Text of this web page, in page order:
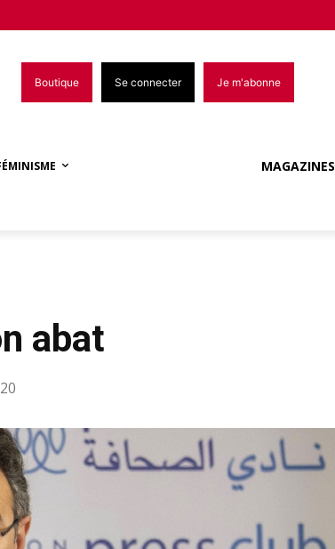
Boutique Se connecter Je m'abonne
MAGAZINES
abat